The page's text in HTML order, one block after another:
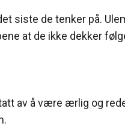
siste de tenker på.
at de ikke dekker
av å være ærlig og